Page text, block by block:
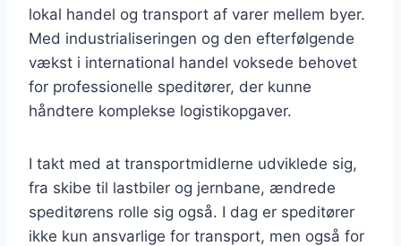
lokal handel og transport af varer mellem byer.
Med industrialiseringen og den efterfølgende
vækst i international handel voksede behovet
for professionelle speditører, der kunne
håndtere komplekse logistikopgaver.
I takt med at transportmidlerne udviklede sig,
fra skibe til lastbiler og jernbane, ændrede
speditørens rolle sig også. I dag er speditører
ikke kun ansvarlige for transport, men også for